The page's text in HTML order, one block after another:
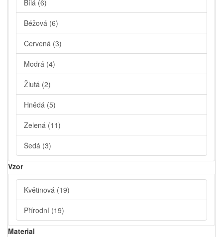
Bílá (6)
Béžová (6)
Červená (3)
Modrá (4)
Žlutá (2)
Hnědá (5)
Zelená (11)
Šedá (3)
Vzor
Květinová (19)
Přírodní (19)
Material